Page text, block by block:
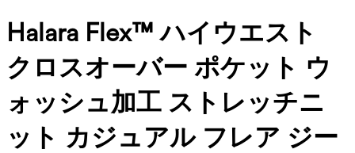
Halara Flex™ ハイウエスト
クロスオーバー ポケット ウ
ォッシュ加工 ストレッチニ
ット カジュアル フレア ジー